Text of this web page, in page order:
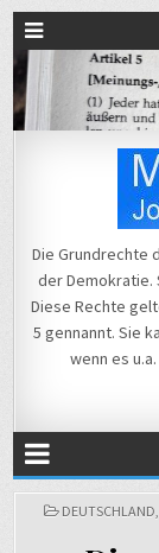
Michael
Die Grundrechte
der Demokratie.
Diese Rechte
5 gennannt. Sie
wenn es
POSTED
DEUTSCHLAND,